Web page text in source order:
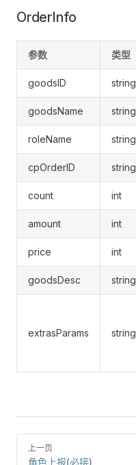
OrderInfo
参数 类型
goodsID string
goodsName string
roleName string
cpOrderID string
count int
amount int
price int
goodsDesc string
extrasParams string
上一页
角色上报(必接)